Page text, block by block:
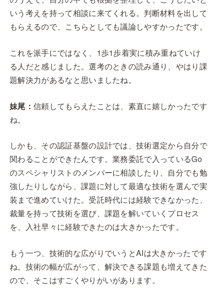
いう考えを持って相談に来てくれる。判断材料を出して
もらえるので、こちらとしても議論しやすかったです。
これを派手にではなく、1歩1歩着実に積み重ねていけ
る人だと感じました。選考のときの読み通り、やはり課
題解決力があるなと思いましたね。
妹尾： 信頼してもらえたことは、素直に嬉しかったです
ね。
しかも、その認証基盤の設計では、技術選定から自分で
関わることができたんです。業務委託で入っているGo
のスペシャリストのメンバーに相談したり、自分でも勉
強したりしながら、課題に対して最適な技術を選んで実
装まで進めていけた。受託時代には経験できなかった、
裁量を持って技術を選び、課題を解いていくプロセス
を、入社早々に経験できたのは大きかったです。
もう一つ、技術的な広がりでいうとAIは大きかったです
ね。技術の幅が広がって、解決できる課題も増えてきた
ので、そこはすごくやりがいがあります。